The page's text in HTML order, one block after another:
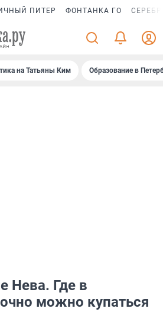
ПИТЕР ФОНТАНКА ГО
на Татьяны Ким Образование в
Нева. Где в
можно купаться